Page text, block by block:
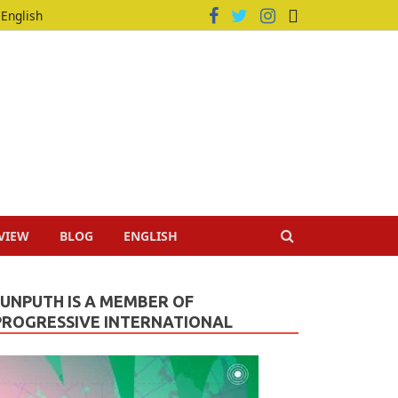
English
BLOG ENGLISH
IS A MEMBER OF
INTERNATIONAL